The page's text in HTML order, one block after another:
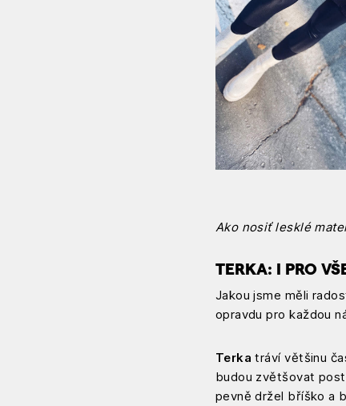
Ako nosiť lesklé
TERKA: I PRO
Jakou jsme měli
opravdu pro každou
Terka tráví většinu
budou zvětšovat
pevně držel bříško a